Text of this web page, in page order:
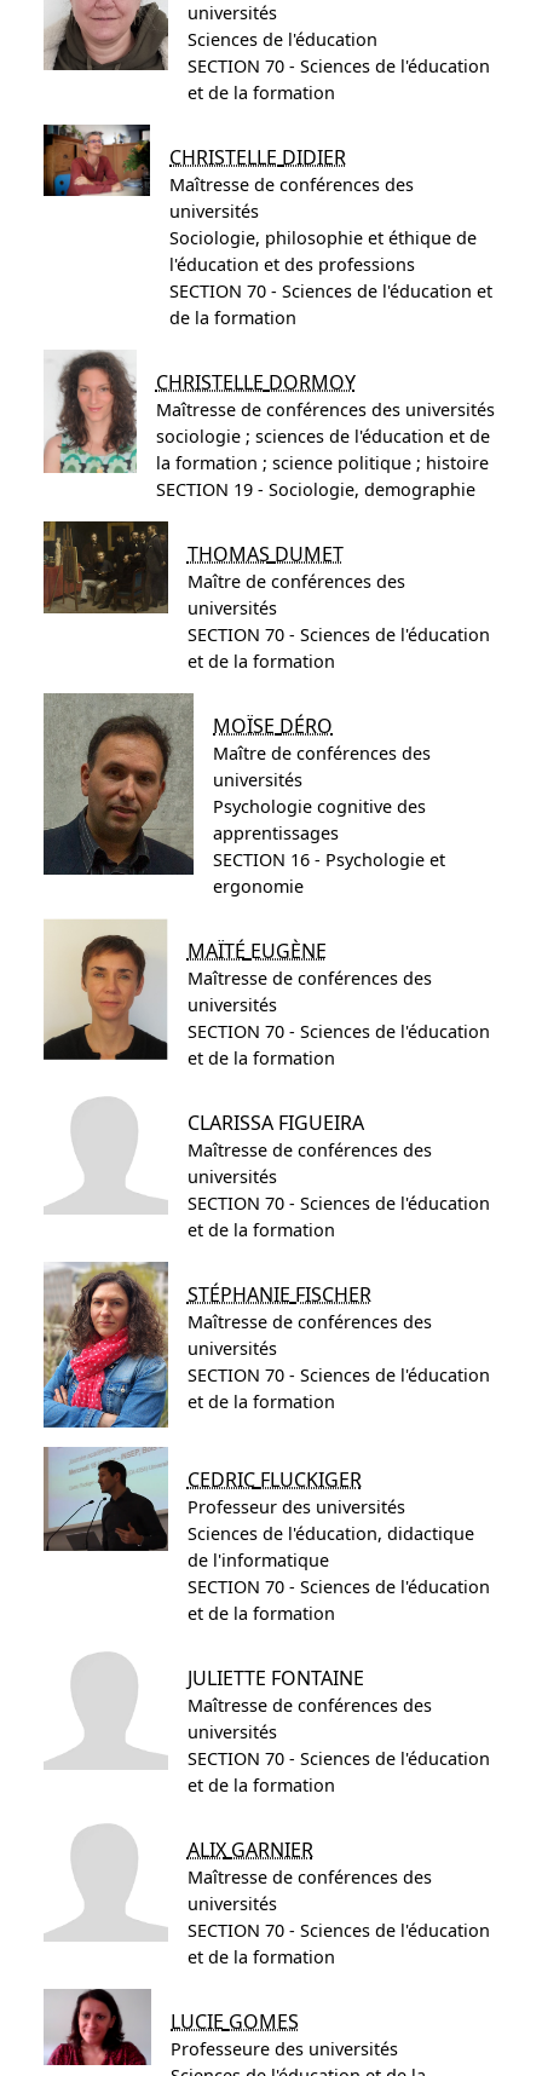
universités
Sciences de l'éducation
SECTION 70 - Sciences de l'éducation
et de la formation
CHRISTELLE DIDIER
Maîtresse de conférences des
universités
Sociologie, philosophie et éthique de
l'éducation et des professions
SECTION 70 - Sciences de l'éducation et
de la formation
CHRISTELLE DORMOY
Maîtresse de conférences des universités
sociologie ; sciences de l'éducation et de
la formation ; science politique ; histoire
SECTION 19 - Sociologie, demographie
THOMAS DUMET
Maître de conférences des
universités
SECTION 70 - Sciences de l'éducation
et de la formation
MOÏSE DÉRO
Maître de conférences des
universités
Psychologie cognitive des
apprentissages
SECTION 16 - Psychologie et
ergonomie
MAÏTÉ EUGÈNE
Maîtresse de conférences des
universités
SECTION 70 - Sciences de l'éducation
et de la formation
CLARISSA FIGUEIRA
Maîtresse de conférences des
universités
SECTION 70 - Sciences de l'éducation
et de la formation
STÉPHANIE FISCHER
Maîtresse de conférences des
universités
SECTION 70 - Sciences de l'éducation
et de la formation
CEDRIC FLUCKIGER
Professeur des universités
Sciences de l'éducation, didactique
de l'informatique
SECTION 70 - Sciences de l'éducation
et de la formation
JULIETTE FONTAINE
Maîtresse de conférences des
universités
SECTION 70 - Sciences de l'éducation
et de la formation
ALIX GARNIER
Maîtresse de conférences des
universités
SECTION 70 - Sciences de l'éducation
et de la formation
LUCIE GOMES
Professeure des universités